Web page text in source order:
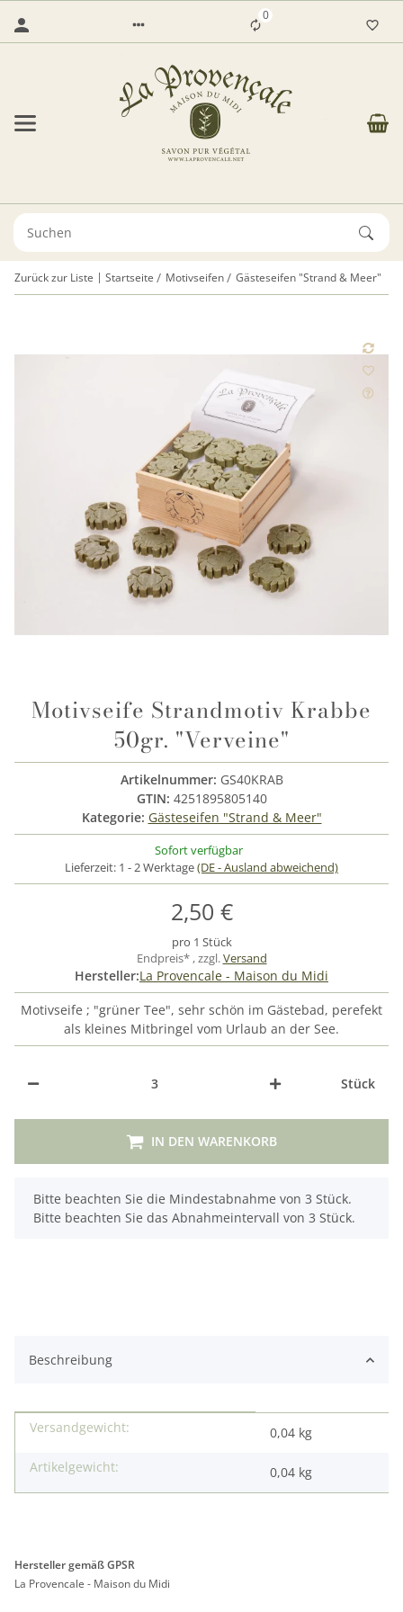
0
Zurück zur Liste Startseite Motivseifen Gästeseifen "Strand & Meer"
Motivseife Strandmotiv Krabbe
50gr. "Verveine"
Artikelnummer: GS40KRAB
GTIN: 4251895805140
Kategorie: Gästeseifen "Strand & Meer"
Sofort verfügbar
Lieferzeit: 1 - 2 Werktage(DE - Ausland abweichend)
2,50 €
pro 1 Stück
Endpreis* , zzgl.Versand
Hersteller:La Provencale - Maison du Midi
Motivseife ; "grüner Tee", sehr schön im Gästebad, perefekt
als kleines Mitbringel vom Urlaub an der See.
Stück
IN DEN WARENKORB
x
Bitte beachten Sie die Mindestabnahme von 3 Stück.
Bitte beachten Sie das Abnahmeintervall von 3 Stück.
Beschreibung
Produkteigenschaft
Wert
Versandgewicht:
0,04 kg
Artikelgewicht:
0,04 kg
Hersteller gemäß GPSR
La Provencale - Maison du Midi